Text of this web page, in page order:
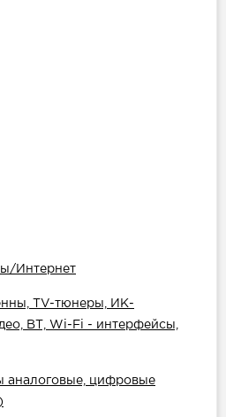
Интернет
TV-тюнеры, ИК-
ВТ, Wi-Fi - интерфейсы,
аналоговые, цифровые